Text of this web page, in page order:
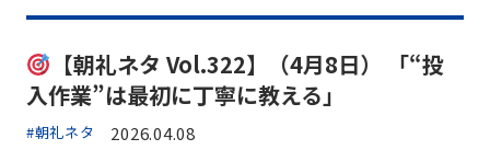
【朝礼ネタ Vol.322】（4月8日） 「“投
入作業”は最初に丁寧に教える」
#朝礼ネタ 2026.04.08